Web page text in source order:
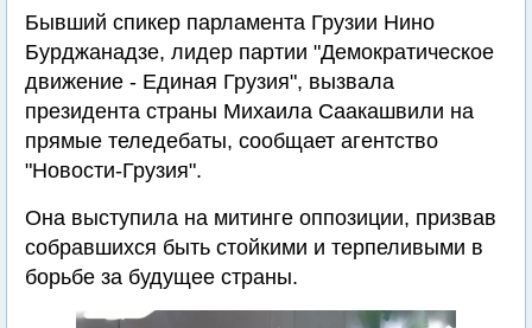
Бывший спикер парламента Грузии Нино
Бурджанадзе, лидер партии "Демократическое
движение - Единая Грузия", вызвала
президента страны Михаила Саакашвили на
прямые теледебаты, сообщает агентство
"Новости-Грузия".
Она выступила на митинге оппозиции, призвав
собравшихся быть стойкими и терпеливыми в
борьбе за будущее страны.